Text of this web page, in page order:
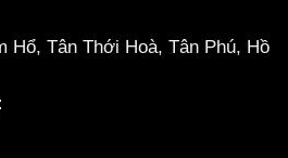
Hổ, Tân Thới Hoà, Tân Phú, Hồ